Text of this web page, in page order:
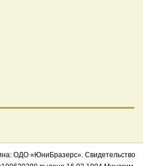
ОДО «ЮниБразерс». Свидетельство